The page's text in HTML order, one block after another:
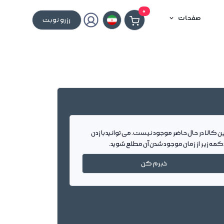
0
رزرو نوبت صفحات
کالا در حال حاضر موجود نیست. می توانید با زدن
زیر از زمان موجود شدن آن مطلع شوید.
خبرم کن